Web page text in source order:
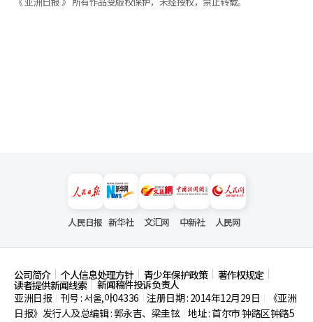
人民日报 新华社 文汇网 中新社 人民网
公司简介 个人信息处理方针 青少年保护政策 著作权规定
读者提供新闻线索
新闻稿件投诉负责人
亚洲日报
刊号 : 서울,아04336 注册日期 : 2014年12月29日
《亚洲
日报》发行人及总编辑 : 郭永吉、梁圭铉 地址 : 首尔市钟路区钟路5